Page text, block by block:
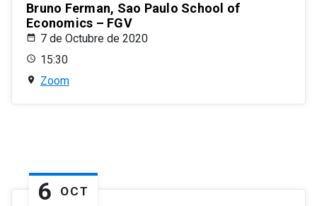
Bruno Ferman, Sao Paulo School of
Economics – FGV
7 de Octubre de 2020
15:30
Zoom
6 OCT